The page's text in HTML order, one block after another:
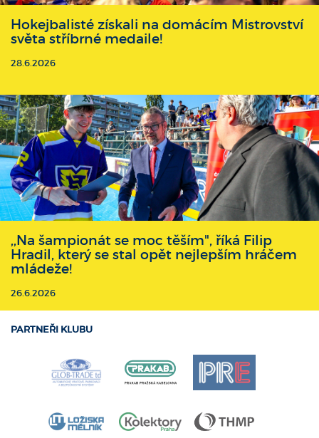
Hokejbalisté získali na domácím Mistrovství
světa stříbrné medaile!
28.6.2026
,,Na šampionát se moc těším", říká Filip
Hradil, který se stal opět nejlepším hráčem
mládeže!
26.6.2026
PARTNEŘI KLUBU